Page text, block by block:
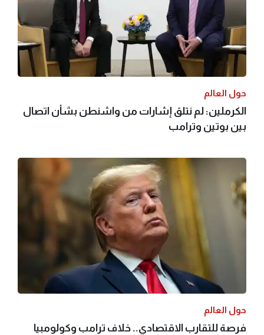
حول العالم
الكرملين: لم نتلق إشارات من واشنطن بشأن اتصال
بين بوتين وترامب
حول العالم
فرصة للتقارب الاقتصادي.. خلاف ترامب وكولومبيا